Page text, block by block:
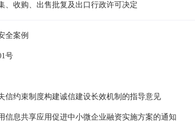
、收购、出售批复及出口行政许可决定
全案例
号
信约束制度构建诚信建设长效机制的指导意见
信息共享应用促进中小微企业融资实施方案的通知